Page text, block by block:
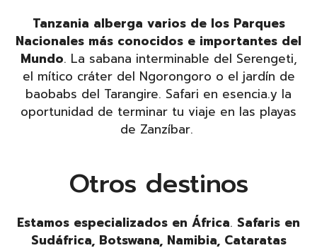
Tanzania alberga varios de los Parques
Nacionales más conocidos e importantes del
Mundo. La sabana interminable del Serengeti,
el mítico cráter del Ngorongoro o el jardín de
baobabs del Tarangire. Safari en esencia.y la
oportunidad de terminar tu viaje en las playas
de Zanzíbar.
Otros destinos
Estamos especializados en África. Safaris en
Sudáfrica, Botswana, Namibia, Cataratas